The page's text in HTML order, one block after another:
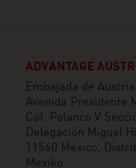
ADVANTAGE
Embajada de
Avenida Presidente
Col. Polanco V
Delegación Miguel
11560 México,
Mexiko